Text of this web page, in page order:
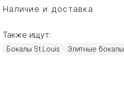
Бренд
Страна производителя
Материал
Хрусталь
Наличие и доставка
Также ищут:
Бокалы St.Louis Элитные бокалы